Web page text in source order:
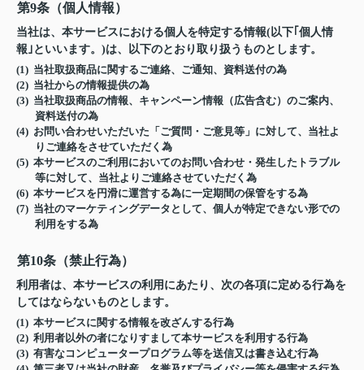
第9条（個人情報）
当社は、本サービスにおける個人を特定する情報(以下｢個人情
報｣といいます。)は、以下のとおり取り扱うものとします。
(1) 当社取扱商品に関するご連絡、ご通知、資料送付の為
(2) 当社からの情報提供の為
(3) 当社取扱商品の情報、キャンペーン情報（広告含む）のご案内、
資料送付の為
(4) お問い合わせいただいた「ご質問・ご意見等」に対して、当社よ
りご連絡をさせていただく為
(5) 本サービスのご利用においてのお問い合わせ・発生したトラブル
等に対して、当社よりご連絡させていただく為
(6) 本サービスを円滑に運営する為に一定期間の保管をする為
(7) 当社のマーケティングデータとして、個人が特定できない形での
利用をする為
第10条（禁止行為）
利用者は、本サービスの利用にあたり、次の各項に定める行為を
してはならないものとします。
(1) 本サービスに関する情報を改ざんする行為
(2) 利用者以外の者になりすまして本サービスを利用する行為
(3) 有害なコンピュータープログラム等を送信又は書き込む行為